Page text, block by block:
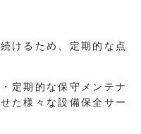
けるため、定期的な点
定期的な保守メンテナ
た様々な設備保全サー